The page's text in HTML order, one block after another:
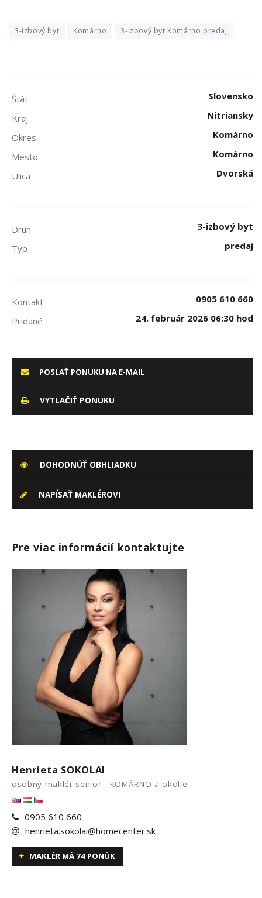
3-izbový byt Komárno 3-izbový byt Komárno predaj
Štát
Slovensko
Kraj
Nitriansky
Okres
Komárno
Mesto
Komárno
Ulica
Dvorská
Druh
3-izbový byt
Typ
predaj
Kontakt
0905 610 660
Pridané
24. február 2026 06:30 hod
POSLAŤ PONUKU NA E-MAIL
VYTLAČIŤ PONUKU
DOHODNÚŤ OBHLIADKU
NAPÍSAŤ MAKLÉROVI
Pre viac informácií kontaktujte
Henrieta SOKOLAI
osobný maklér senior - KOMÁRNO a okolie
0905 610 660
henrieta.sokolai@homecenter.sk
MAKLÉR MÁ 74 PONÚK